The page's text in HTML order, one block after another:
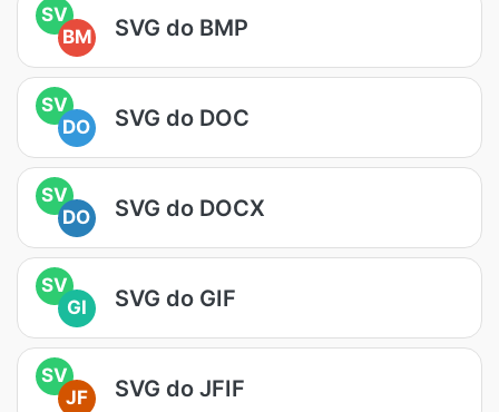
SV
BM
SVG do BMP
SV
DO
SVG do DOC
SV
DO
SVG do DOCX
SV
GI
SVG do GIF
SV
JF
SVG do JFIF